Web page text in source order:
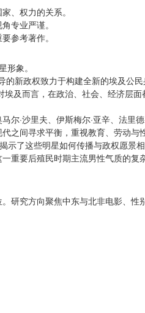
、权力的关系。
专业严谨。
参考著作。
象。
新政权致力于构建全新的埃及公
及而言，在政治、社会、经济层
沙里夫、伊斯梅尔·亚辛、法里德
之间寻求平衡，重视教育、劳动与
示了这些明星如何传播与政权愿景
重要后殖民时期主流男性气质的复
究方向聚焦中东与北非电影、性